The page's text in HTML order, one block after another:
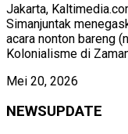
Jakarta,
Simanjuntak
acara nonton bareng
Kolonialisme di
Mei 20, 2026
NEWSUPDATE